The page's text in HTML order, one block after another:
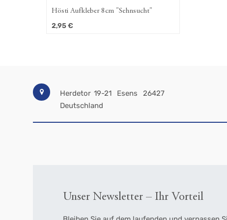
Hösti Aufkleber 8cm "Sehnsucht"
2,95€
Herdetor 19-21 Esens
26427
Deutschland
Unser Newsletter – Ihr Vorteil